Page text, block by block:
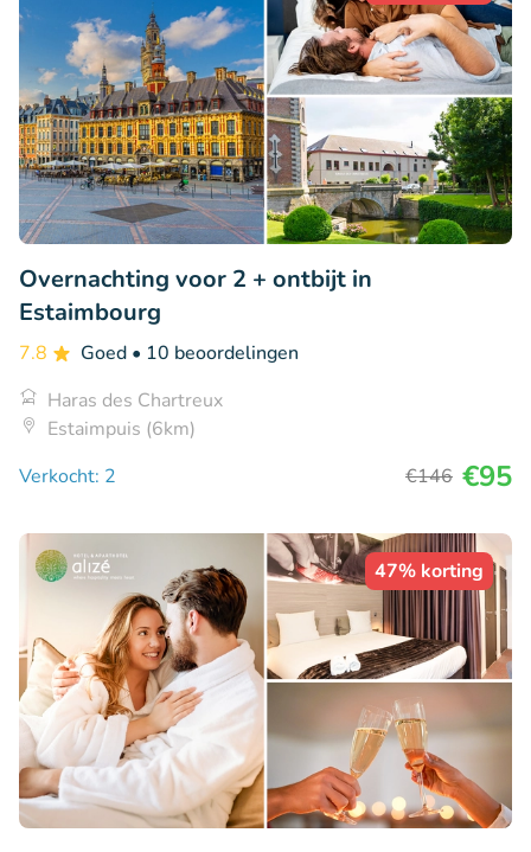
Overnachting voor 2 + ontbijt in
Estaimbourg
7.8 Goed • 10 beoordelingen
Haras des Chartreux
Estaimpuis (6km)
Verkocht: 2
€146 €95
47% korting